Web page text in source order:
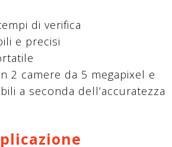
di verifica
e precisi
2 camere da 5 megapixel e
a seconda dell’accuratezza